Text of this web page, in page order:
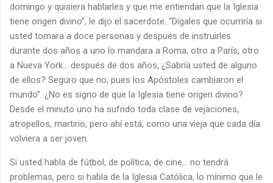
domingo y quisiera hablarles y que me entiendan que la Iglesia
tiene origen divino”, le dijo el sacerdote. “Dígales que ocurriría si
usted tomara a doce personas y después de instruirles
durante dos años a uno lo mandara a Roma, otro a París, otro
a Nueva York… después de dos años, ¿Sabría usted de alguno
de ellos? Seguro que no, pues los Apóstoles cambiaron el
mundo”. ¿No es signo de que la Iglesia tiene origen divino?
Desde el minuto uno ha sufrido toda clase de vejaciones,
atropellos, martirio, pero ahí está, como una vieja que cada día
volviera a ser joven.
Si usted habla de fútbol, de política, de cine… no tendrá
problemas, pero si habla de la Iglesia Católica, lo mínimo que le